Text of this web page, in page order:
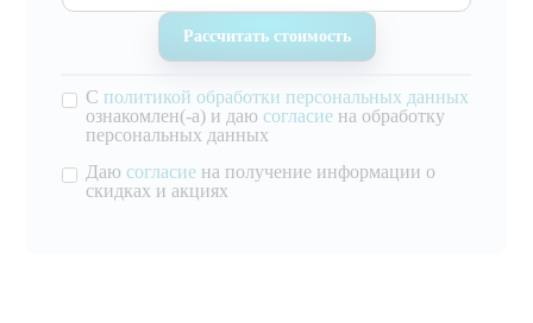
С политикой обработки персональных данных
ознакомлен(-а) и даю согласие на обработку
персональных данных
Даю согласие на получение информации о
скидках и акциях